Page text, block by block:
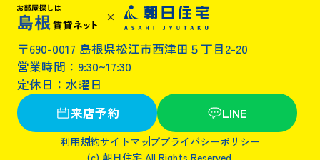
〒690-0017 島根県松江市西津田５丁目2-20
営業時間：9:30~17:30
定休日：水曜日
来店予約
LINE
利用規約サイトマッププライバシーポリシー
(c) 朝日住宅 All Rights Reserved.